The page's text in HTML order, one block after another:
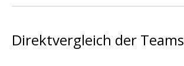
Direktvergleich der Teams